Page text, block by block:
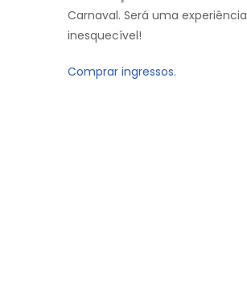
Carnaval. Será uma experiência
inesquecível!
Comprar ingressos.